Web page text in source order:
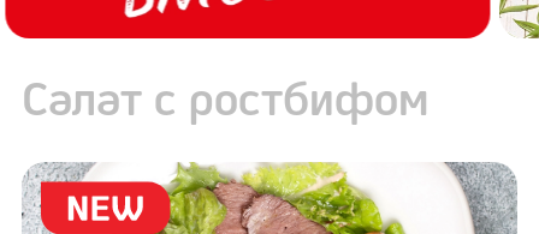
Салат с ростбифом